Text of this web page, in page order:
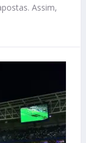
Assim,